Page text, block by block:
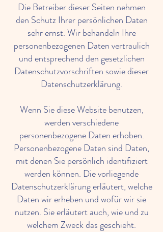
Die Betreiber dieser Seiten nehmen
den Schutz Ihrer persönlichen Daten
sehr ernst. Wir behandeln Ihre
personenbezogenen Daten vertraulich
und entsprechend den gesetzlichen
Datenschutzvorschriften sowie dieser
Datenschutzerklärung.
Wenn Sie diese Website benutzen,
werden verschiedene
personenbezogene Daten erhoben.
Personenbezogene Daten sind Daten,
mit denen Sie persönlich identifiziert
werden können. Die vorliegende
Datenschutzerklärung erläutert, welche
Daten wir erheben und wofür wir sie
nutzen. Sie erläutert auch, wie und zu
welchem Zweck das geschieht.